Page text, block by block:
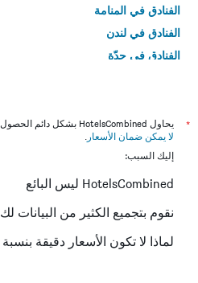
الفنادق في المنامة
الفنادق في لندن
الفنادق في جدّة
*
يحاول HotelsCombined بشكل دائم الحصول على الأسعار الدقيقة، ولكن
لا يمكن ضمان الأسعار .
إليك السبب:
HotelsCombined ليس البائع
نقوم بتجميع الكثير من البيانات لك
لماذا لا تكون الأسعار دقيقة بنسبة 100٪؟